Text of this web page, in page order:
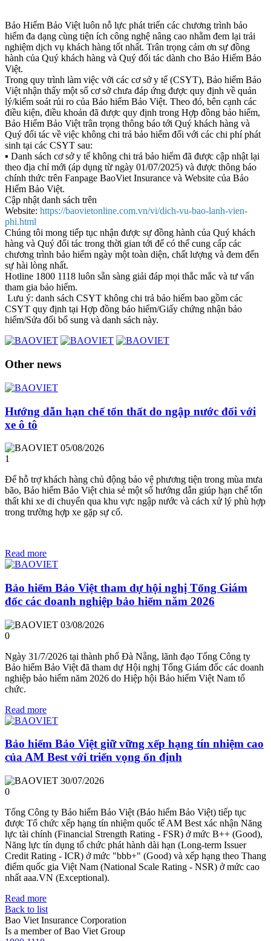
Bảo Hiểm Bảo Việt luôn nỗ lực phát triển các chương trình bảo
hiểm đa dạng cùng tiện ích công nghệ nâng cao nhằm đem lại trải
nghiệm dịch vụ khách hàng tốt nhất. Trân trọng cảm ơn sự đồng
hành của Quý khách hàng và Quý đối tác dành cho Bảo Hiểm Bảo
Việt.
Trong quy trình làm việc với các cơ sở y tế (CSYT), Bảo hiểm Bảo
Việt nhận thấy một số cơ sở chưa đáp ứng được quy định về quản
lý/kiểm soát rủi ro của Bảo hiểm Bảo Việt. Theo đó, bên cạnh các
điều kiện, điều khoản đã được quy định trong Hợp đồng bảo hiểm,
Bảo Hiểm Bảo Việt trân trọng thông báo tới Quý khách hàng và
Quý đối tác về việc không chi trả bảo hiểm đối với các chi phí phát
sinh tại các CSYT sau:
▪️ Danh sách cơ sở y tế không chi trả bảo hiểm đã được cập nhật lại
theo địa chỉ mới (áp dụng từ ngày 01/07/2025) và được thông báo
chính thức trên Fanpage BaoViet Insurance và Website của Bảo
Hiểm Bảo Việt.
Cập nhật danh sách trên
Website: https://baovietonline.com.vn/vi/dich-vu-bao-lanh-vien-
phi.html
Chúng tôi mong tiếp tục nhận được sự đồng hành của Quý khách
hàng và Quý đối tác trong thời gian tới để có thể cung cấp các
chương trình bảo hiểm ngày một toàn diện, chất lượng và đem đến
sự hài lòng nhất.
Hotline 1800 1118 luôn sẵn sàng giải đáp mọi thắc mắc và tư vấn
tham gia bảo hiểm.
Lưu ý: danh sách CSYT không chi trả bảo hiểm bao gồm các
CSYT quy định tại Hợp đồng bảo hiểm/Giấy chứng nhận bảo
hiểm/Sửa đổi bổ sung và danh sách này.
Other news
Hướng dẫn hạn chế tổn thất do ngập nước đối với
xe ô tô
05/08/2026
1
Để hỗ trợ khách hàng chủ động bảo vệ phương tiện trong mùa mưa
bão, Bảo hiểm Bảo Việt chia sẻ một số hướng dẫn giúp hạn chế tổn
thất khi xe di chuyển qua khu vực ngập nước và cách xử lý phù hợp
trong trường hợp xe gặp sự cố.
Read more
Bảo hiểm Bảo Việt tham dự hội nghị Tổng Giám
đốc các doanh nghiệp bảo hiểm năm 2026
03/08/2026
0
Ngày 31/7/2026 tại thành phố Đà Nẵng, lãnh đạo Tổng Công ty
Bảo hiểm Bảo Việt đã tham dự Hội nghị Tổng Giám đốc các doanh
nghiệp bảo hiểm năm 2026 do Hiệp hội Bảo hiểm Việt Nam tổ
chức.
Read more
Bảo hiểm Bảo Việt giữ vững xếp hạng tín nhiệm cao
của AM Best với triển vọng ổn định
30/07/2026
0
Tổng Công ty Bảo hiểm Bảo Việt (Bảo hiểm Bảo Việt) tiếp tục
được Tổ chức xếp hạng tín nhiệm quốc tế AM Best xác nhận Năng
lực tài chính (Financial Strength Rating - FSR) ở mức B++ (Good),
Năng lực tín dụng tổ chức phát hành dài hạn (Long-term Issuer
Credit Rating - ICR) ở mức "bbb+" (Good) và xếp hạng theo Thang
điểm quốc gia Việt Nam (National Scale Rating - NSR) ở mức cao
nhất aaa.VN (Exceptional).
Read more
Back to list
Bao Viet Insurance Corporation
Is a member of Bao Viet Group